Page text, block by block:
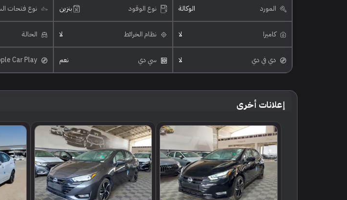
المورد الوكالة نوع الوقود بنزين نوع فتحات
كاميرا لا نظام الخرائط لا الحالة
دي في دي لا سي دي نعم
إعلانات أخرى